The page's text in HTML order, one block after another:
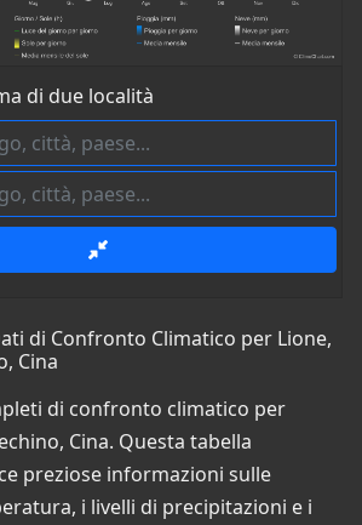
di due località
di Confronto Climatico per Lione,
Cina
di confronto climatico per
Cina. Questa tabella
preziose informazioni sulle
i livelli di precipitazioni e i